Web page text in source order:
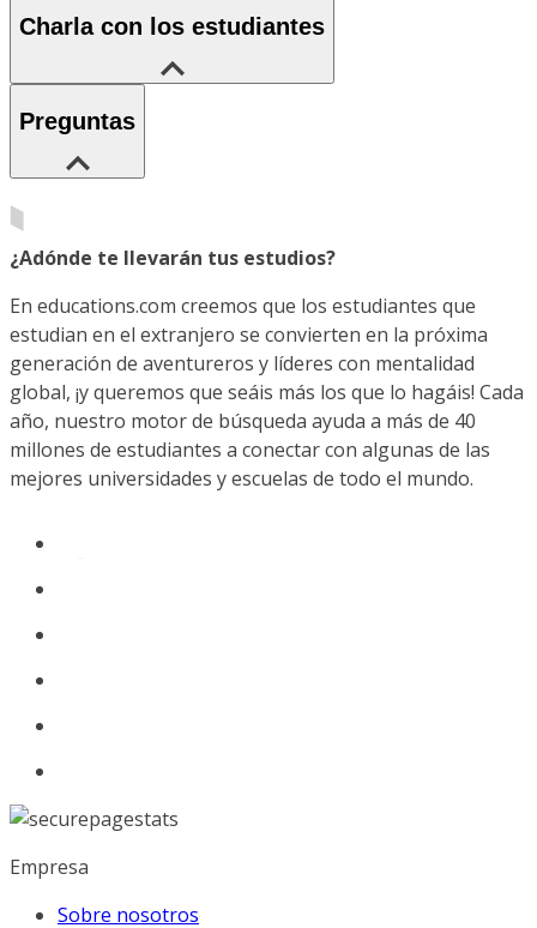
Charla con los estudiantes
Preguntas
¿Adónde te llevarán tus estudios?
En educations.com creemos que los estudiantes que
estudian en el extranjero se convierten en la próxima
generación de aventureros y líderes con mentalidad
global, ¡y queremos que seáis más los que lo hagáis! Cada
año, nuestro motor de búsqueda ayuda a más de 40
millones de estudiantes a conectar con algunas de las
mejores universidades y escuelas de todo el mundo.
Empresa
Sobre nosotros